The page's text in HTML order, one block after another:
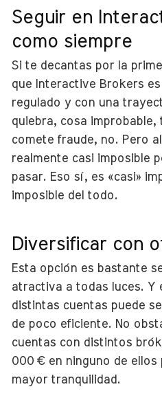
Seguir en
como siempre
Si te decantas por la
que Interactive Brokers
regulado y con una
quiebra, cosa
comete fraude, no. Pero
realmente casi imposible
pasar. Eso sí, es «casi»
imposible del todo.
Diversificar con
Esta opción es bastante
atractiva a todas luces. Y
distintas cuentas puede
de poco eficiente. No
cuentas con distintos
000 € en ninguno de
mayor tranquilidad.